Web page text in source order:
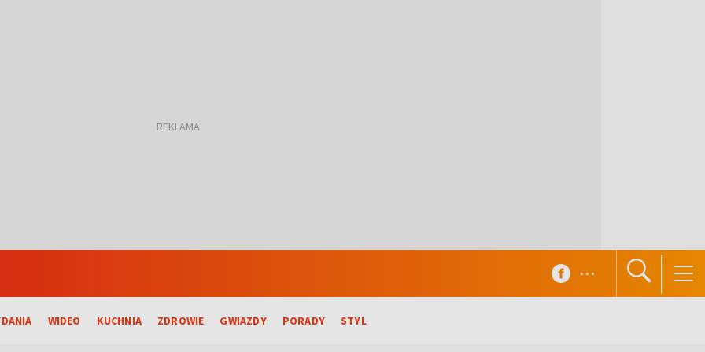
WIDEO KUCHNIA ZDROWIE GWIAZDY PORADY STYL
...